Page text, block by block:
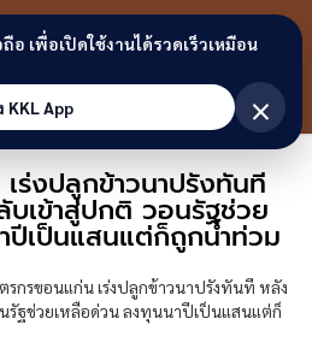
ขอนแก่น
ลิงก์
ร่งปลูกข้าวนาปรังทันที
บเข้าสู่ปกติ วอนรัฐช่วย
เป็นแสนแต่ก็ถูกน้ำท่วม
รกรขอนแก่น เร่งปลูกข้าวนาปรังทันที หลัง
รัฐช่วยเหลือด่วน ลงทุนนาปีเป็นแสนแต่ก็
อ เพื่อเปิดใช้งานได้รวดเร็วเหมือน
KKL App
×